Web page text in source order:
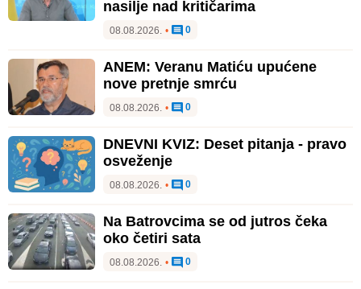
nasilje nad kritičarima
08.08.2026. • 0
ANEM: Veranu Matiću upućene
nove pretnje smrću
08.08.2026. • 0
DNEVNI KVIZ: Deset pitanja - pravo
osveženje
08.08.2026. • 0
Na Batrovcima se od jutros čeka
oko četiri sata
08.08.2026. • 0